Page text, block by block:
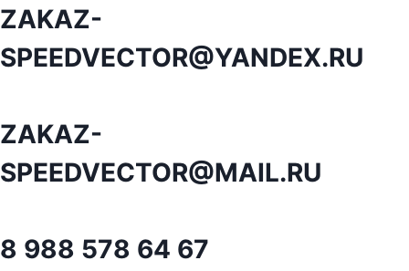
Перейти
содержанию
ZAKAZ-
SPEEDVECTOR@YANDEX.RU
ZAKAZ-
SPEEDVECTOR@MAIL.RU
8 988 578 64 67